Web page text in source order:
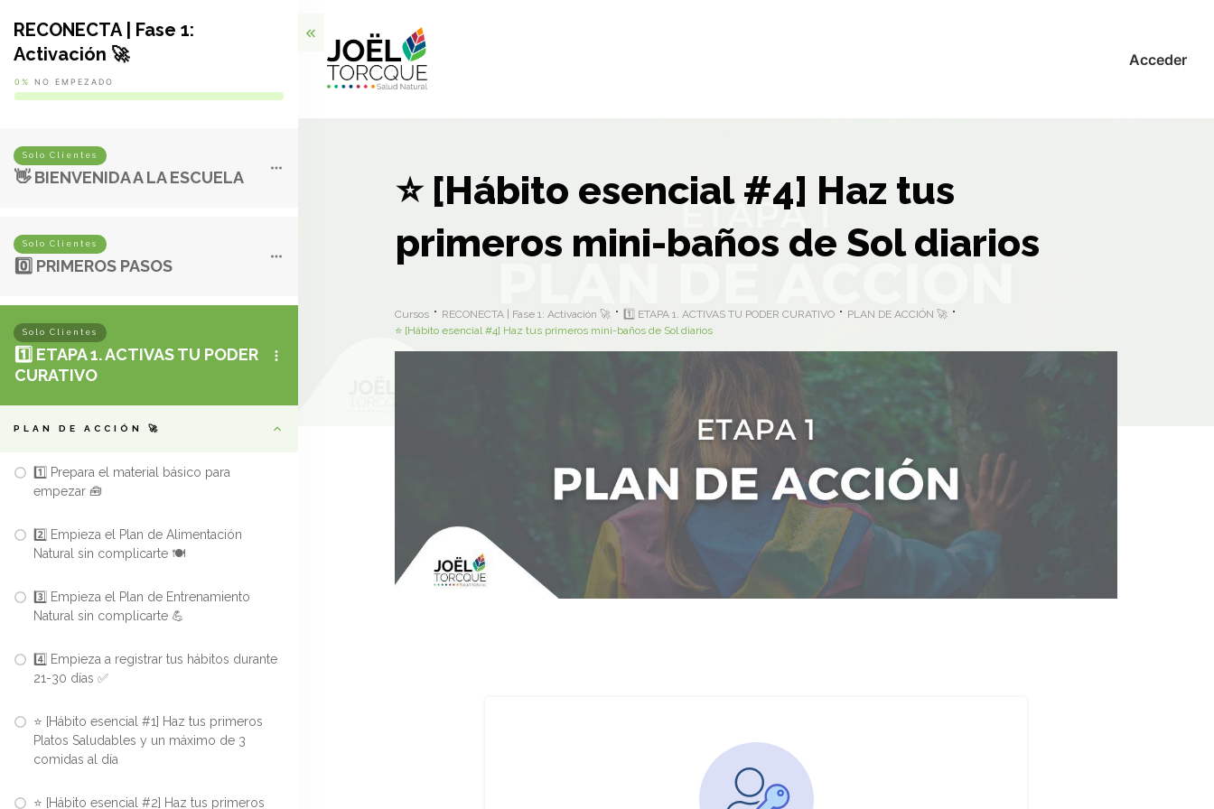
Acceder
⭐ [Hábito esencial #4] Haz tus
primeros mini-baños de Sol diarios
Cursos RECONECTA | Fase 1: Activación 🚀 1️⃣ ETAPA 1. ACTIVAS TU PODER CURATIVO
PLAN DE ACCIÓN 🚀
⭐ [Hábito esencial #4] Haz tus primeros mini-baños de Sol diarios
RECONECTA | Fase 1:
Activación 🚀
0% NO EMPEZADO
Solo Clientes
👋 BIENVENIDA A LA ESCUELA
Solo Clientes
0️⃣ PRIMEROS PASOS
Solo Clientes
1️⃣ ETAPA 1. ACTIVAS TU PODER
CURATIVO
PLAN DE ACCIÓN 🚀
1️⃣ Prepara el material básico para
empezar 🧰
2️⃣ Empieza el Plan de Alimentación
Natural sin complicarte 🍽️
3️⃣ Empieza el Plan de Entrenamiento
Natural sin complicarte 💪
4️⃣ Empieza a registrar tus hábitos durante
21-30 días ✅
⭐ [Hábito esencial #1] Haz tus primeros
Platos Saludables y un máximo de 3
comidas al día
⭐ [Hábito esencial #2] Haz tus primeros